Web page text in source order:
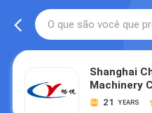
Shanghai
Machinery
21 YEARS